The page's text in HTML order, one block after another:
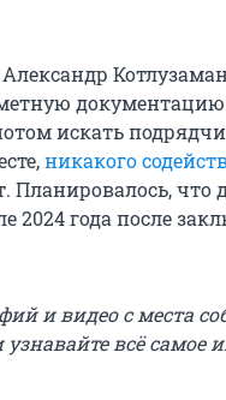
искать
никакого
что
2024 года после
и видео с места
всё самое